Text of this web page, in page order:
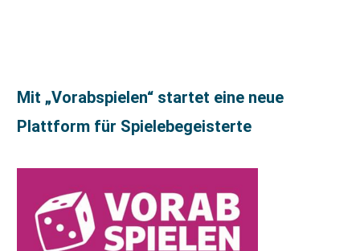
Mit „Vorabspielen“ startet eine neue
Plattform für Spielebegeisterte